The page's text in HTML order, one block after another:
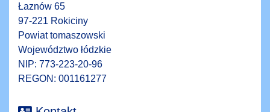
Łaznów 65
97-221 Rokiciny
Powiat tomaszowski
Województwo łódzkie
NIP: 773-223-20-96
REGON: 001161277